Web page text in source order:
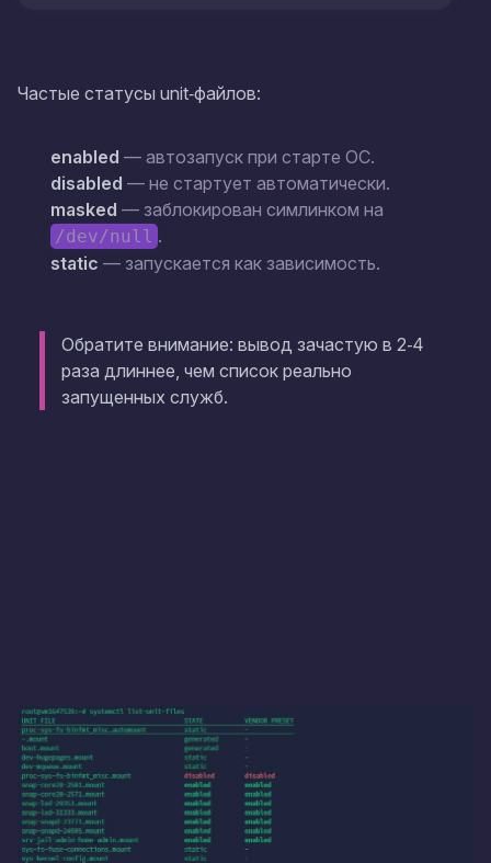
Частые статусы unit‑файлов:
enabled — автозапуск при старте ОС.
disabled — не стартует автоматически.
masked — заблокирован симлинком на
/dev/null .
static — запускается как зависимость.
Обратите внимание: вывод зачастую в 2‑4
раза длиннее, чем список реально
запущенных служб.